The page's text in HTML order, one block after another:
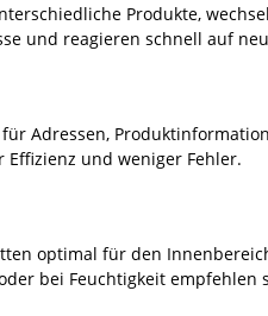
Produkte,
und reagieren schnell auf
Adressen,
Effizienz und weniger Fehler.
optimal für den
bei Feuchtigkeit empfehlen